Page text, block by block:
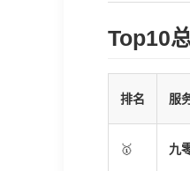
Top10
排名 服
🥇 九